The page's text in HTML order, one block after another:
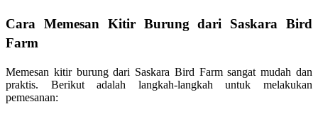
Cara Memesan Kitir Burung dari Saskara Bird
Farm
Memesan kitir burung dari Saskara Bird Farm sangat mudah dan
praktis. Berikut adalah langkah-langkah untuk melakukan
pemesanan: